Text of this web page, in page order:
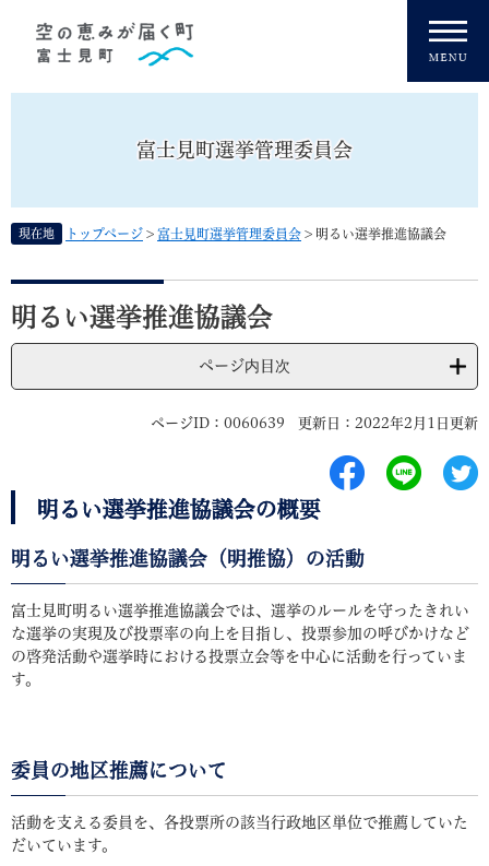
富士見町選挙管理委員会
現在地 トップページ > 富士見町選挙管理委員会 > 明るい選挙推進協議会
本
文
明るい選挙推進協議会
ページ内目次
ページID：0060639 更新日：2022年2月1日更新
明るい選挙推進協議会の概要
明るい選挙推進協議会（明推協）の活動
富士見町明るい選挙推進協議会では、選挙のルールを守ったきれい
な選挙の実現及び投票率の向上を目指し、投票参加の呼びかけなど
の啓発活動や選挙時における投票立会等を中心に活動を行っていま
す。
委員の地区推薦について
活動を支える委員を、各投票所の該当行政地区単位で推薦していた
だいています。